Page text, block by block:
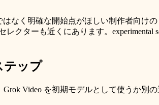
なく明確な開始点がほしい制作者向けの
クターも近くにあります。experimental
テップ
Video を初期モデルとして使うか別